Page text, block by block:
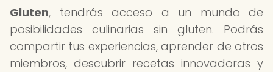
Gluten, tendrás acceso a un mundo de
posibilidades culinarias sin gluten. Podrás
compartir tus experiencias, aprender de otros
miembros, descubrir recetas innovadoras y